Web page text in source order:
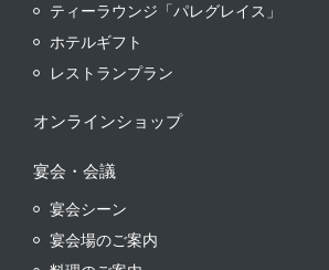
ティーラウンジ「パレグレイス」
ホテルギフト
レストランプラン
オンラインショップ
宴会・会議
宴会シーン
宴会場のご案内